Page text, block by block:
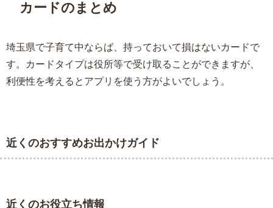
カードのまとめ
埼玉県で子育て中ならば、持っておいて損はないカードで
す。カードタイプは役所等で受け取ることができますが、
利便性を考えるとアプリを使う方がよいでしょう。
近くのおすすめお出かけガイド
近くのお役立ち情報